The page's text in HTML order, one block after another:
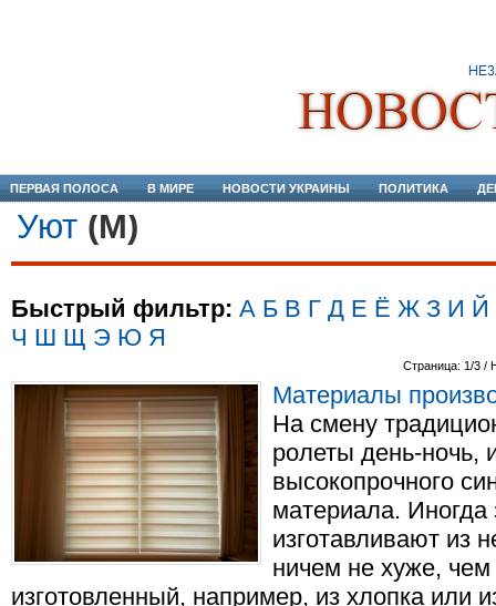
ПЕРВАЯ ПОЛОСА В МИРЕ НОВОСТИ УКРАИНЫ ПОЛИТИКА
Уют (М)
Быстрый фильтр: А Б В Г Д Е Ё Ж З И Й
Ч Ш Щ Э Ю Я
Страница: 1/3 /
Материалы
На смену
ролеты день-ночь,
высокопрочного
материала. Иногда
изготавливают из
ничем не хуже,
изготовленный, например, из хлопка или